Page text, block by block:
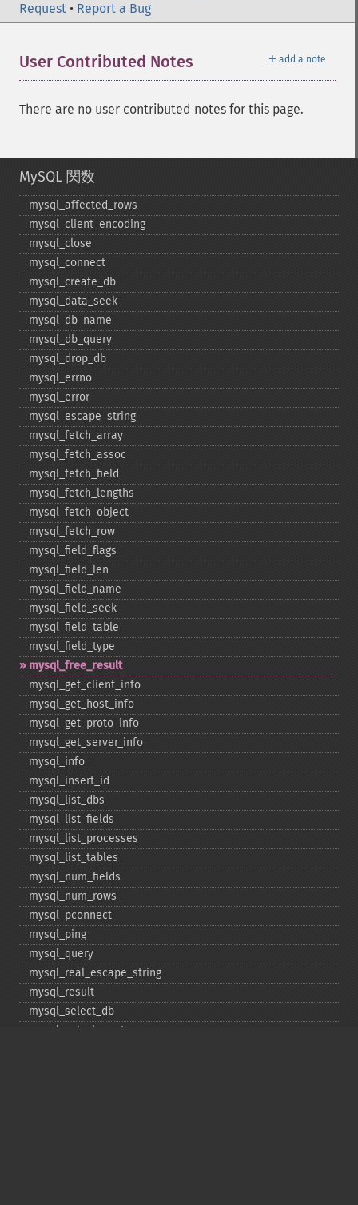
Request • Report a Bug
＋ add a note
User Contributed Notes
There are no user contributed notes for this page.
MySQL 関数
mysql_​affected_​rows
mysql_​client_​encoding
mysql_​close
mysql_​connect
mysql_​create_​db
mysql_​data_​seek
mysql_​db_​name
mysql_​db_​query
mysql_​drop_​db
mysql_​errno
mysql_​error
mysql_​escape_​string
mysql_​fetch_​array
mysql_​fetch_​assoc
mysql_​fetch_​field
mysql_​fetch_​lengths
mysql_​fetch_​object
mysql_​fetch_​row
mysql_​field_​flags
mysql_​field_​len
mysql_​field_​name
mysql_​field_​seek
mysql_​field_​table
mysql_​field_​type
mysql_​free_​result
mysql_​get_​client_​info
mysql_​get_​host_​info
mysql_​get_​proto_​info
mysql_​get_​server_​info
mysql_​info
mysql_​insert_​id
mysql_​list_​dbs
mysql_​list_​fields
mysql_​list_​processes
mysql_​list_​tables
mysql_​num_​fields
mysql_​num_​rows
mysql_​pconnect
mysql_​ping
mysql_​query
mysql_​real_​escape_​string
mysql_​result
mysql_​select_​db
mysql_​set_​charset